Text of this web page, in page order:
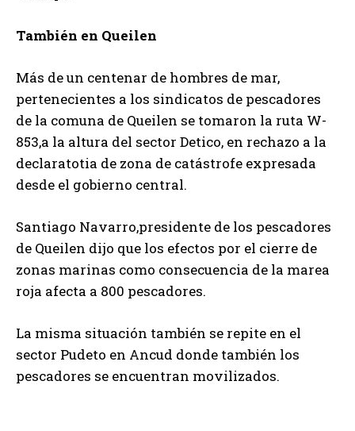
También en Queilen
Más de un centenar de hombres de mar,
pertenecientes a los sindicatos de pescadores
de la comuna de Queilen se tomaron la ruta W-
853,a la altura del sector Detico, en rechazo a la
declaratotia de zona de catástrofe expresada
desde el gobierno central.
Santiago Navarro,presidente de los pescadores
de Queilen dijo que los efectos por el cierre de
zonas marinas como consecuencia de la marea
roja afecta a 800 pescadores.
La misma situación también se repite en el
sector Pudeto en Ancud donde también los
pescadores se encuentran movilizados.